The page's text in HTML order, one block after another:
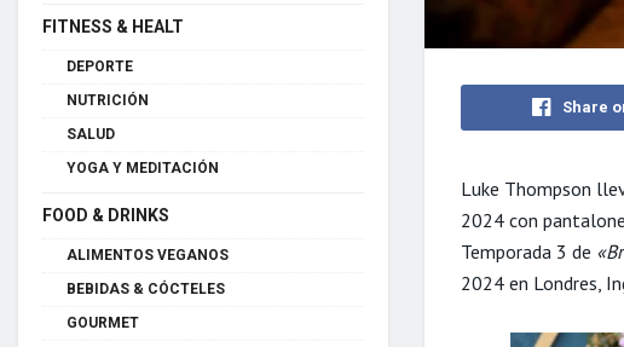
Share
Luke Thompson
2024 con
Temporada 3 de
2024 en Londres,
FITNESS & HEALT
DEPORTE
NUTRICIÓN
SALUD
YOGA Y MEDITACIÓN
FOOD & DRINKS
ALIMENTOS VEGANOS
BEBIDAS & CÓCTELES
GOURMET